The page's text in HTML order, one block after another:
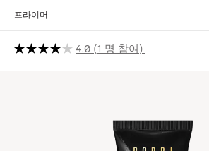
프라이머
4.0 1 명 참여